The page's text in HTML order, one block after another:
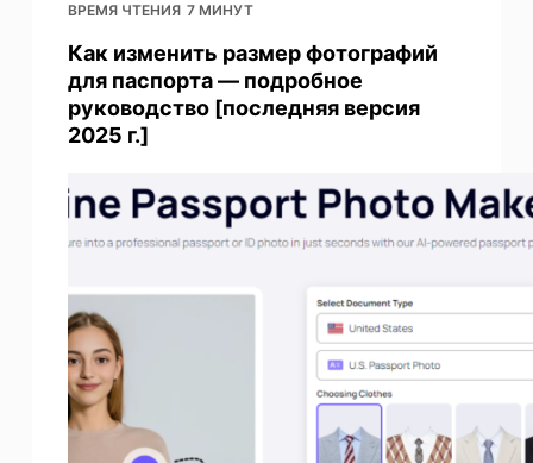
ВРЕМЯ ЧТЕНИЯ 7 МИНУТ
Как изменить размер фотографий
для паспорта — подробное
руководство [последняя версия
2025 г.]